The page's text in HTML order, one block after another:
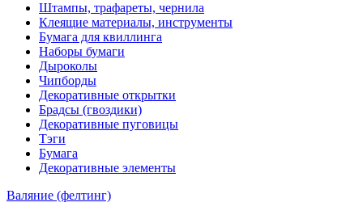
Штампы, трафареты, чернила
Клеящие материалы, инструменты
Бумага для квиллинга
Наборы бумаги
Дыроколы
Чипборды
Декоративные открытки
Брадсы (гвоздики)
Декоративные пуговицы
Тэги
Бумага
Декоративные элементы
Валяние (фелтинг)